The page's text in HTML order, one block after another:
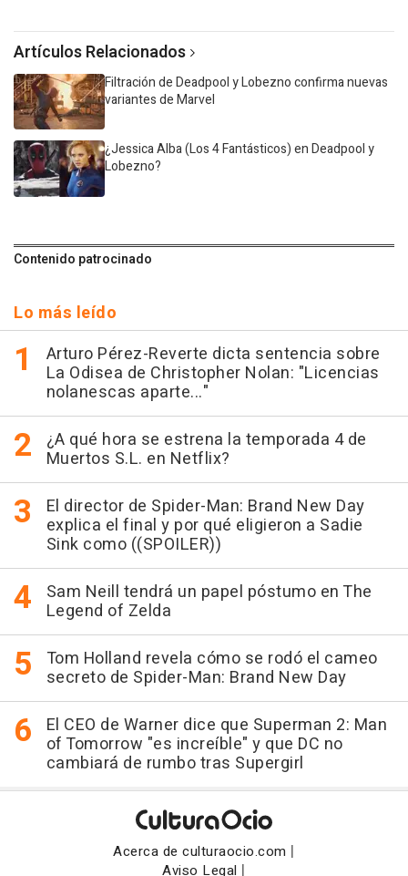
Artículos Relacionados
Filtración de Deadpool y Lobezno confirma nuevas
variantes de Marvel
¿Jessica Alba (Los 4 Fantásticos) en Deadpool y
Lobezno?
Contenido patrocinado
Lo más leído
Arturo Pérez-Reverte dicta sentencia sobre
La Odisea de Christopher Nolan: "Licencias
nolanescas aparte..."
¿A qué hora se estrena la temporada 4 de
Muertos S.L. en Netflix?
El director de Spider-Man: Brand New Day
explica el final y por qué eligieron a Sadie
Sink como ((SPOILER))
Sam Neill tendrá un papel póstumo en The
Legend of Zelda
Tom Holland revela cómo se rodó el cameo
secreto de Spider-Man: Brand New Day
El CEO de Warner dice que Superman 2: Man
of Tomorrow "es increíble" y que DC no
cambiará de rumbo tras Supergirl
Acerca de culturaocio.com |
Aviso Legal |